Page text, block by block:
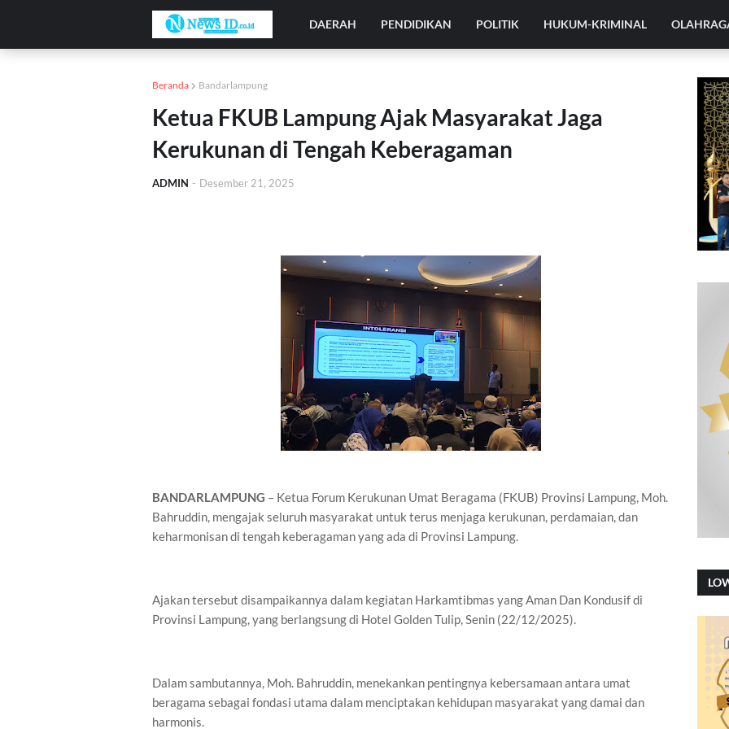
DAERAH PENDIDIKAN POLITIK HUKUM-KRIMINAL
Beranda Bandarlampung
Ketua FKUB Lampung Ajak Masyarakat Jaga
Kerukunan di Tengah Keberagaman
ADMIN - Desember 21, 2025
BANDARLAMPUNG – Ketua Forum Kerukunan Umat Beragama (FKUB) Provinsi Lampung, Moh.
Bahruddin, mengajak seluruh masyarakat untuk terus menjaga kerukunan, perdamaian, dan
keharmonisan di tengah keberagaman yang ada di Provinsi Lampung.
Ajakan tersebut disampaikannya dalam kegiatan Harkamtibmas yang Aman Dan Kondusif di
Provinsi Lampung, yang berlangsung di Hotel Golden Tulip, Senin (22/12/2025).
Dalam sambutannya, Moh. Bahruddin, menekankan pentingnya kebersamaan antara umat
beragama sebagai fondasi utama dalam menciptakan kehidupan masyarakat yang damai dan
harmonis.